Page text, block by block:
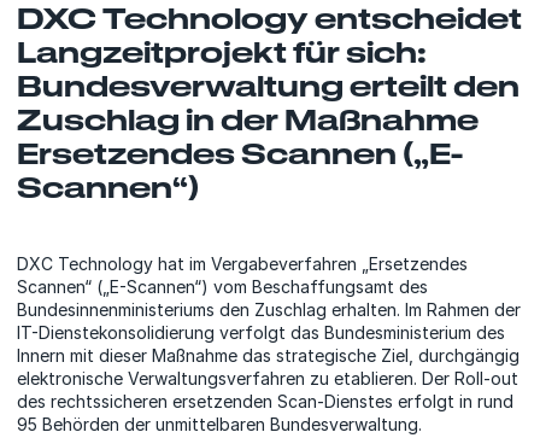
DXC Technology entscheidet
Langzeitprojekt für sich:
Bundesverwaltung erteilt den
Zuschlag in der Maßnahme
Ersetzendes Scannen („E-
Scannen“)
DXC Technology hat im Vergabeverfahren „Ersetzendes
Scannen“ („E-Scannen“) vom Beschaffungsamt des
Bundesinnenministeriums den Zuschlag erhalten. Im Rahmen der
IT-Dienstekonsolidierung verfolgt das Bundesministerium des
Innern mit dieser Maßnahme das strategische Ziel, durchgängig
elektronische Verwaltungsverfahren zu etablieren. Der Roll-out
des rechtssicheren ersetzenden Scan-Dienstes erfolgt in rund
95 Behörden der unmittelbaren Bundesverwaltung.